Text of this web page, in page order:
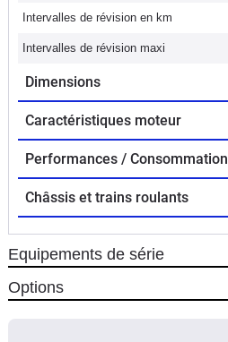
Intervalles de révision en km
Intervalles de révision maxi
Dimensions
Caractéristiques moteur
Performances / Consommation
Châssis et trains roulants
Equipements de série
Options